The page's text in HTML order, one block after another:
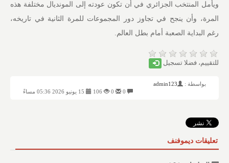
ويأمل المنتخب الجزائري في أن تكون عودته إلى المونديال مختلفة هذه
المرة، وأن ينجح في تجاوز دور المجموعات للمرة الثانية في تاريخه،
رغم البداية الصعبة أمام بطل العالم.
للتقييم، فضلا تسجيل
بواسطة :
admin123
106
تعليقات ديموفنف